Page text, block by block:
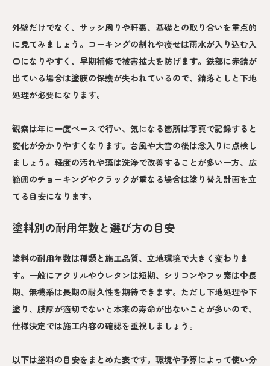
外壁だけでなく、サッシ周りや軒裏、基礎との取り合いを重点的
に見てみましょう。コーキングの割れや痩せは雨水が入り込む入
口になりやすく、早期補修で被害拡大を防げます。鉄部に赤錆が
出ている場合は塗膜の保護が失われているので、錆落としと下地
処理が必要になります。
観察は年に一度ペースで行い、気になる箇所は写真で記録すると
変化が分かりやすくなります。台風や大雪の後は念入りに点検し
ましょう。軽度の汚れや藻は洗浄で改善することが多い一方、広
範囲のチョーキングやクラックが重なる場合は塗り替え計画を立
てる目安になります。
塗料別の耐用年数と選び方の目安
塗料の耐用年数は種類と施工品質、立地環境で大きく変わりま
す。一般にアクリルやウレタンは短期、シリコンやフッ素は中長
期、無機系は長期の耐久性を期待できます。ただし下地処理や下
塗り、膜厚が適切でないと本来の寿命が出ないことが多いので、
仕様決定では施工内容の確認を重視しましょう。
以下は塗料の目安をまとめた表です。環境や予算によって使い分